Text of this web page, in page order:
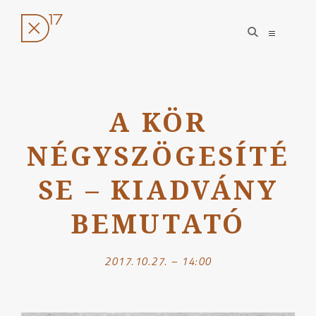
open
search
open
A KÖR
NÉGYSZÖGESÍTÉ
SE – KIADVÁNY
BEMUTATÓ
2017.10.27. – 14:00